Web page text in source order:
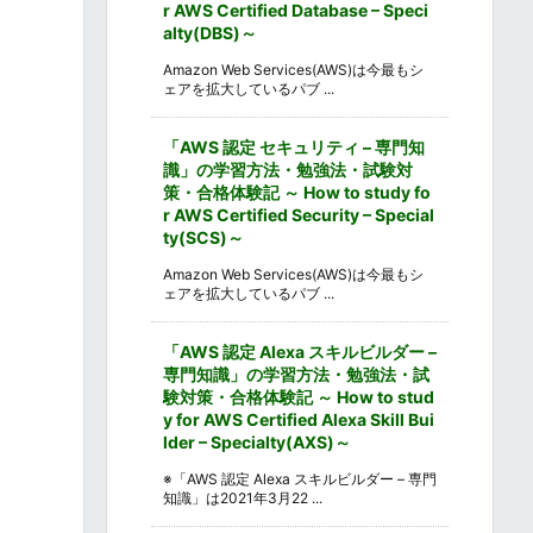
r AWS Certified Database – Speci
alty(DBS)～
Amazon Web Services(AWS)は今最もシ
ェアを拡大しているパブ ...
「AWS 認定 セキュリティ – 専門知
識」の学習方法・勉強法・試験対
策・合格体験記 ～ How to study fo
r AWS Certified Security – Special
ty(SCS)～
Amazon Web Services(AWS)は今最もシ
ェアを拡大しているパブ ...
「AWS 認定 Alexa スキルビルダー –
専門知識」の学習方法・勉強法・試
験対策・合格体験記 ～ How to stud
y for AWS Certified Alexa Skill Bui
lder – Specialty(AXS)～
※「AWS 認定 Alexa スキルビルダー – 専門
知識」は2021年3月22 ...